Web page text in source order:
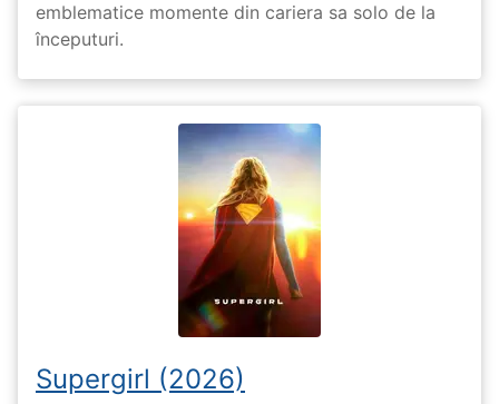
emblematice momente din cariera sa solo de la
începuturi.
Supergirl (2026)